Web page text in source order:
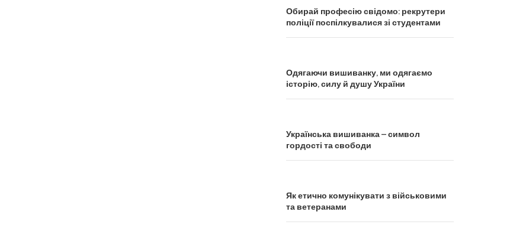
Обирай професію свідомо: рекрутери
поліції поспілкувалися зі студентами
Одягаючи вишиванку, ми одягаємо
історію, силу й душу України
Українська вишиванка – символ
гордості та свободи
Як етично комунікувати з військовими
та ветеранами